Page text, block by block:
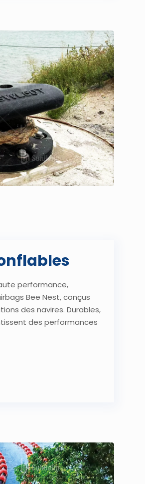
performance,
Bee Nest, conçus
des navires. Durables,
des performances